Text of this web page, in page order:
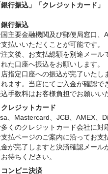
行振込」
「クレジットカード」
行振込
主要金融機関及び郵便局窓口、
払いいただくことが可能です。
文後、お支払総額を別途メール
た口座へ振込をお願いします。
指定口座への振込が完了いたし
ます。当店にてご入金が確認で
手数料はお客様負担でお願いい
レジットカード
、Mastercard、JCB、AMEX、
くのクレジットカード会社に対
払ページのご案内に沿ってお支
が完了しますと決済確認メール
待ちください。
ンビニ決済